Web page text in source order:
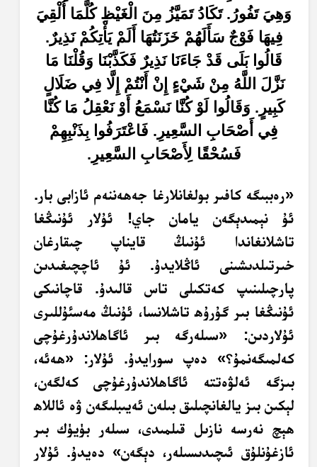
وَهِيَ تَفُورُ. تَكَادُ تَمَيَّزُ مِنَ الْغَيْظِ كُلَّمَا أُلْقِيَ
فِيهَا فَوْجٌ سَأَلَهُمْ خَزَنَتُهَا أَلَمْ يَأْتِكُمْ نَذِيرٌ.
قَالُوا بَلَى قَدْ جَاءَنَا نَذِيرٌ فَكَذَّبْنَا وَقُلْنَا مَا
نَزَّلَ اللَّهُ مِنْ شَيْءٍ إِنْ أَنْتُمْ إِلَّا فِي ضَلَالٍ
كَبِيرٍ. وَقَالُوا لَوْ كُنَّا نَسْمَعُ أَوْ نَعْقِلُ مَا كُنَّا
فِي أَصْحَابِ السَّعِيرِ. فَاعْتَرَفُوا بِذَنْبِهِمْ
فَسُحْقًا لِأَصْحَابِ السَّعِيرِ.
«رەببىگە كافىر بولغانلارغا جەھەننەم ئازابى بار.
ئۇ نېمىدېگەن يامان جاي! ئۇلار ئۇنىڭغا
تاشلانغاندا ئۇنىڭ قايناپ چىقارغان
خىرتىلدىشىنى ئاڭلايدۇ. ئۇ ئاچچىغىدىن
پارچىلىنىپ كەتكىلى تاس قالىدۇ. قاچانىكى
ئۇنىڭغا بىر گۇرۇھ تاشلانسا، ئۇنىڭ مەسئۇللىرى
ئۇلاردىن: «سىلەرگە بىر ئاگاھلاندۇرغۇچى
كەلمىگەنمۇ؟» دەپ سورايدۇ. ئۇلار: «ھەئە،
بىزگە ئەلۋەتتە ئاگاھلاندۇرغۇچى كەلگەن،
لېكىن بىز يالغانچىلىق بىلەن ئەيىبلىگەن ۋە ئاللاھ
ھېچ نەرسە نازىل قىلمىدى، سىلەر بۈيۈك بىر
ئازغۇنلۇق ئىچىدىسىلەر، دېگەن» دەيدۇ. ئۇلار